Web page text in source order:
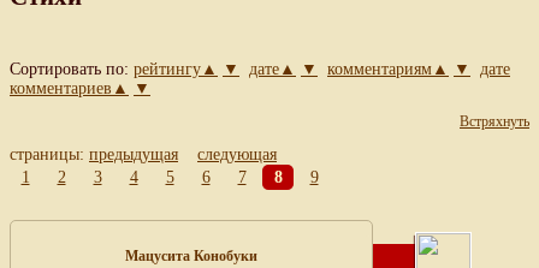
Сортировать по: рейтингу▲ ▼ дате▲ ▼ комментариям▲ ▼
дате
комментариев▲
▼
Встряхнуть
страницы: предыдущая
следующая
1
2 3 4 5 6 7 8 9
Мацусита Конобуки